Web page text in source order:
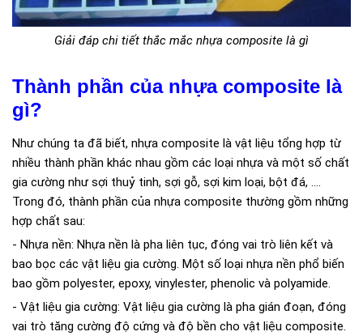
Giải đáp chi tiết thắc mắc nhựa composite là gì
Thành phần của nhựa composite là
gì?
Như chúng ta đã biết, nhựa composite là vật liệu tổng hợp từ
nhiều thành phần khác nhau gồm các loại nhựa và một số chất
gia cường như sợi thuỷ tinh, sợi gỗ, sợi kim loại, bột đá, ….
Trong đó, thành phần của nhựa composite thường gồm những
hợp chất sau:
- Nhựa nền: Nhựa nền là pha liên tục, đóng vai trò liên kết và
bao bọc các vật liệu gia cường. Một số loại nhựa nền phổ biến
bao gồm polyester, epoxy, vinylester, phenolic và polyamide.
- Vật liệu gia cường: Vật liệu gia cường là pha gián đoạn, đóng
vai trò tăng cường độ cứng và độ bền cho vật liệu composite.